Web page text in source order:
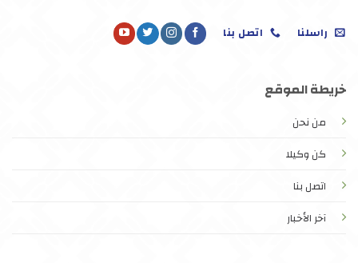
راسلنا اتصل بنا
خريطة الموقع
من نحن
كن وكيلا
اتصل بنا
آخر الأخبار